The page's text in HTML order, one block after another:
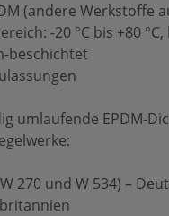
(andere Werkstoffe
-20 °C bis +80 °C,
beschichtet
umlaufende EPDM-
270 und W 534) –